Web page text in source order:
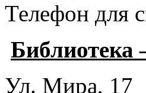
Телефон для
Ул. Мира, 17